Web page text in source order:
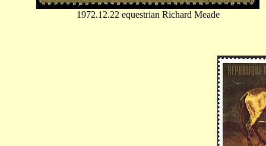
1972.12.22 equestrian Richard Meade